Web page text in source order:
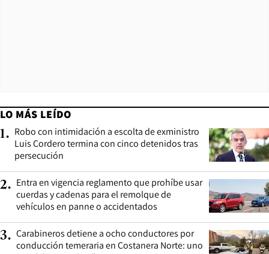
LO MÁS LEÍDO
1. Robo con intimidación a escolta de exministro
Luis Cordero termina con cinco detenidos tras
persecución
2. Entra en vigencia reglamento que prohíbe usar
cuerdas y cadenas para el remolque de
vehículos en panne o accidentados
3. Carabineros detiene a ocho conductores por
conducción temeraria en Costanera Norte: uno